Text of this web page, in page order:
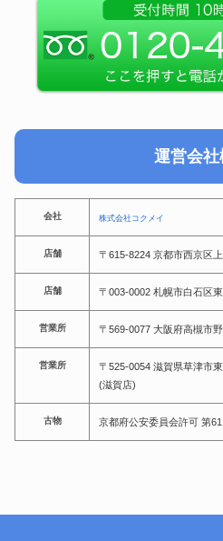
運営会社
会社 株式会社コクメイ
店舗 〒615-8224 京都市西京区
店舗 〒003-0002 札幌市白石区
営業所 〒569-0077 大阪府高槻市
営業所
〒525-0054 滋賀県草津市
(滋賀店)
古物 京都府公安委員会許可 第